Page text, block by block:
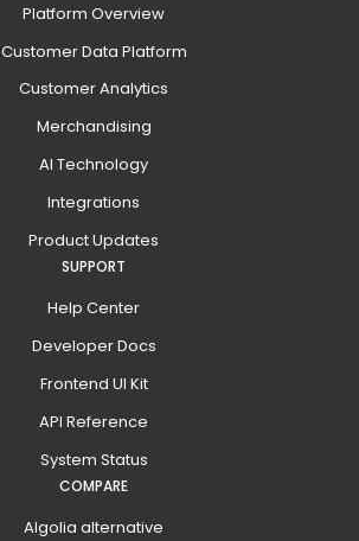
Platform Overview
Customer Data Platform
Customer Analytics
Merchandising
AI Technology
Integrations
Product Updates
SUPPORT
Help Center
Developer Docs
Frontend UI Kit
API Reference
System Status
COMPARE
Algolia alternative